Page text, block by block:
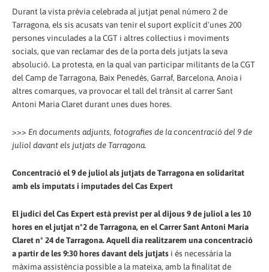
Durant la vista prèvia celebrada al jutjat penal número 2 de
Tarragona, els sis acusats van tenir el suport explícit d'unes 200
persones vinculades a la CGT i altres col·lectius i moviments
socials, que van reclamar des de la porta dels jutjats la seva
absolució. La protesta, en la qual van participar militants de la CGT
del Camp de Tarragona, Baix Penedès, Garraf, Barcelona, Anoia i
altres comarques, va provocar el tall del trànsit al carrer Sant
Antoni Maria Claret durant unes dues hores.
>>> En documents adjunts, fotografies de la concentració del 9 de
juliol davant els jutjats de Tarragona.
Concentració el 9 de juliol als jutjats de Tarragona en solidaritat
amb els imputats i imputades del Cas Expert
El judici del Cas Expert està previst per al dijous 9 de juliol a les 10
hores en el jutjat nº2 de Tarragona, en el Carrer Sant Antoni María
Claret nº 24 de Tarragona. Aquell dia realitzarem una concentració
a partir de les 9:30 hores davant dels jutjats i és necessària la
màxima assistència possible a la mateixa, amb la finalitat de